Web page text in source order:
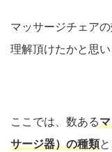
マッサージチェア
理解頂けたかと思い
ここでは、数ある
サージ器）の種類と